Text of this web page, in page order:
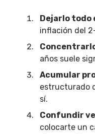
Dejarlo todo
inflación del
años suele
Acumular
estructurado
sí.
Confundir
colocarte un